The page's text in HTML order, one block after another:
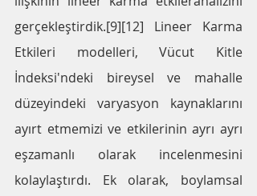
gerçekleştirdik.[9][12] Lineer Karma
Etkileri modelleri, Vücut Kitle
İndeksi'ndeki bireysel ve mahalle
düzeyindeki varyasyon kaynaklarını
ayırt etmemizi ve etkilerinin ayrı ayrı
eşzamanlı olarak incelenmesini
kolaylaştırdı. Ek olarak, boylamsal